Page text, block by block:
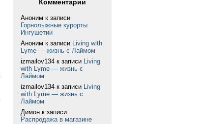
Комментарии
Аноним к записи
Горнолыжные курорты
Ингушетии
Аноним к записи
Living with
Lyme — жизнь с Лаймом
izmailov134 к записи
Living
with Lyme — жизнь с
Лаймом
izmailov134 к записи
Living
with Lyme — жизнь с
Лаймом
Димон к записи
Распродажа в магазине